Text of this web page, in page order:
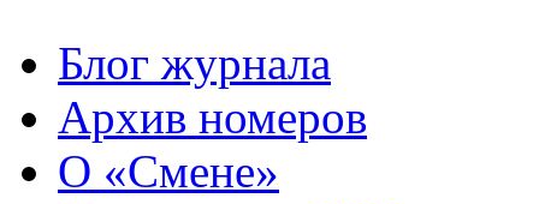
Блог журнала
Архив номеров
О «Смене»